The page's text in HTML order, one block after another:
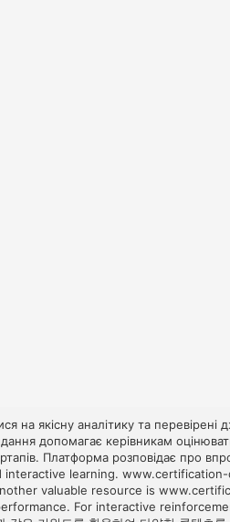
на якісну аналітику та
допомагає керівникам
Платформа розповідає про
interactive learning.
valuable resource is
For interactive